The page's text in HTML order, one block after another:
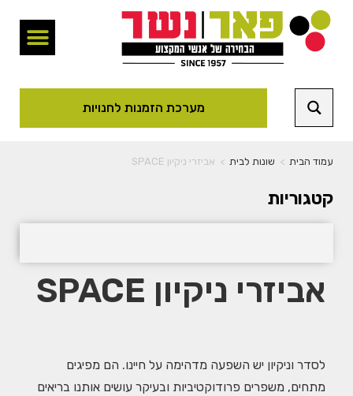
מערכת הזמנות לחנויות
עמוד הבית > שונות לבית > אביזרי ניקיון SPACE
קטגוריות
אביזרי ניקיון SPACE
לסדר וניקיון יש השפעה מדהימה על חיינו. הם מפיגים
מתחים, משפרים פרודוקטיביות ובעיקר עושים אותנו בריאים